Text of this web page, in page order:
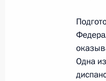
16
Одна